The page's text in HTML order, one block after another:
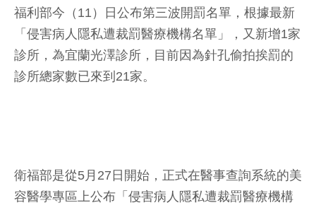
福利部今（11）日公布第三波開罰名單，根據最新
「侵害病人隱私遭裁罰醫療機構名單」，又新增1家
診所，為宜蘭光澤診所，目前因為針孔偷拍挨罰的
診所總家數已來到21家。
衛福部是從5月27日開始，正式在醫事查詢系統的美
容醫學專區上公布「侵害病人隱私遭裁罰醫療機構